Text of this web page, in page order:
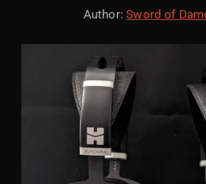
Author:Sword of